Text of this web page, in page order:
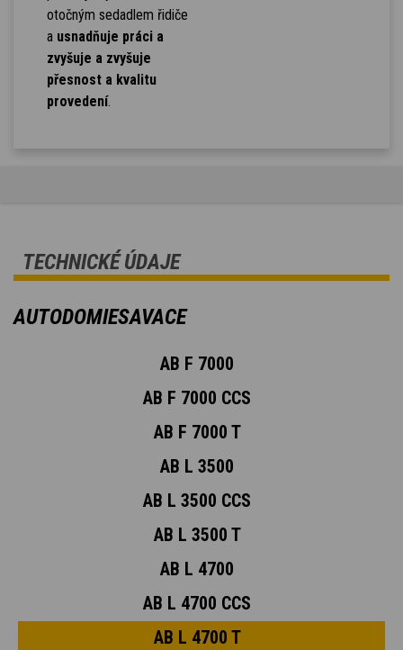
otočným sedadlem řidiče
a usnadňuje práci a
zvyšuje a zvyšuje
přesnost a kvalitu
provedení.
TECHNICKÉ ÚDAJE
AUTODOMIESAVACE
AB F 7000
AB F 7000 CCS
AB F 7000 T
AB L 3500
AB L 3500 CCS
AB L 3500 T
AB L 4700
AB L 4700 CCS
AB L 4700 T